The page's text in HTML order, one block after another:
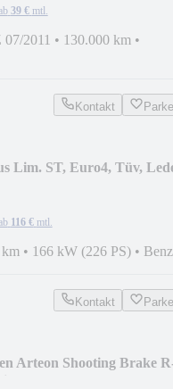
39 € mtl.
07/2011 • 130.000 km •
Kontakt
Lim. ST, Euro4, Tüv,
116 € mtl.
• 166 kW (226 PS) •
Kontakt
Arteon Shooting Brake